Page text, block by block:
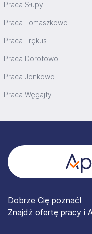
Praca Słupy
Praca Tomaszkowo
Praca Trękus
Praca Dorotowo
Praca Jonkowo
Praca Węgajty
Dobrze Cię poznać!
Znajdź ofertę pracy i